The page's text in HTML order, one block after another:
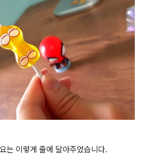
는 이렇게 줄에 달아주었습니다.